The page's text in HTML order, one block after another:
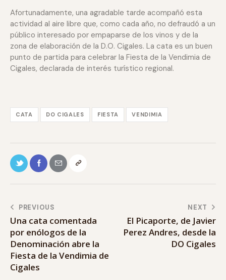
Afortunadamente, una agradable tarde acompañó esta
actividad al aire libre que, como cada año, no defraudó a un
público interesado por empaparse de los vinos y de la
zona de elaboración de la D.O. Cigales. La cata es un buen
punto de partida para celebrar la Fiesta de la Vendimia de
Cigales, declarada de interés turístico regional.
CATA DO CIGALES FIESTA VENDIMIA
PREVIOUS
Una cata comentada
por enólogos de la
Denominación abre la
Fiesta de la Vendimia de
Cigales
NEXT
El Picaporte, de Javier
Perez Andres, desde la
DO Cigales